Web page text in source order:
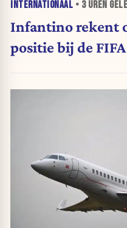
INTERNATIONAAL • 3 UREN
Infantino rekent
positie bij de